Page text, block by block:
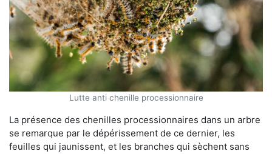
Lutte anti chenille processionnaire
La présence des chenilles processionnaires dans un arbre
se remarque par le dépérissement de ce dernier, les
feuilles qui jaunissent, et les branches qui sèchent sans